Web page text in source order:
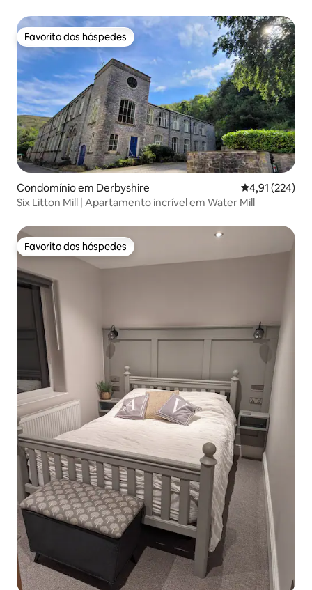
Favorito dos hóspedes
Favorito dos hóspedes
Condomínio em Derbyshire Classificação
4,91 (224)
Six Litton Mill | Apartamento incrível em Water Mill
Favorito dos hóspedes
Favorito dos hóspedes